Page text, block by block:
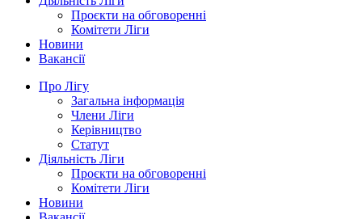
Проєкти на обговоренні
Комітети Ліги
Новини
Вакансії
Про Лігу
Загальна інформація
Члени Ліги
Керівництво
Статут
Діяльність Ліги
Проєкти на обговоренні
Комітети Ліги
Новини